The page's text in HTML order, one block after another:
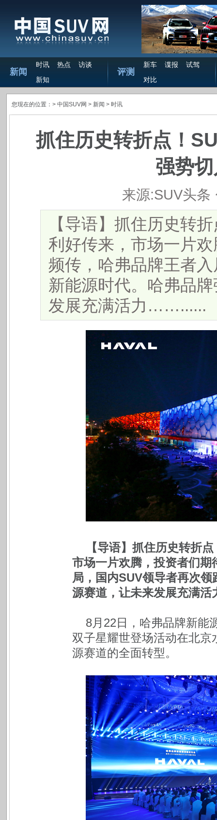
新闻
时讯 热点
访谈
新知
评测
新车 谍报
试驾
对比
您现在的位置：> 中国SUV网 > 新闻 > 时讯
抓住历史转折点！
强势
来源:SUV头条
【导语】抓住历史转
利好传来，市场一片
频传，哈弗品牌王者
新能源时代。哈弗品
发展充满活力……......
【导语】抓住历史转折
市场一片欢腾，投资者们
局，国内SUV领导者再次
源赛道，让未来发展充满
8月22日，哈弗品牌新能
双子星耀世登场活动在北
源赛道的全面转型。